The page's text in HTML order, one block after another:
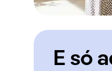
E só